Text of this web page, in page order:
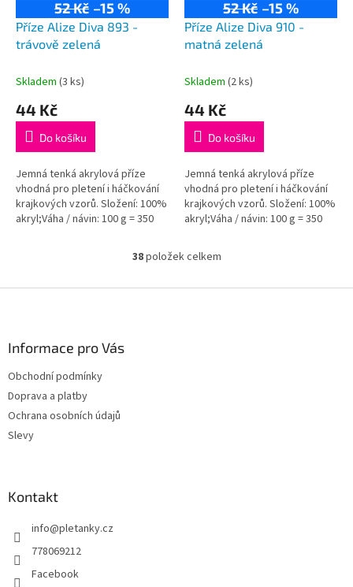
52 Kč –15 %
Příze Alize Diva 893 -
trávově zelená
Skladem (3 ks)
44 Kč
Do košíku
Jemná tenká akrylová příze
vhodná pro pletení i háčkování
krajkových vzorů. Složení: 100%
akryl;Váha / návin: 100 g = 350
52 Kč –15 %
Příze Alize Diva 910 -
matná zelená
Skladem (2 ks)
44 Kč
Do košíku
Jemná tenká akrylová příze
vhodná pro pletení i háčkování
krajkových vzorů. Složení: 100%
akryl;Váha / návin: 100 g = 350
O
l
38položek celkem
Informace pro Vás
Obchodní podmínky
Doprava a platby
Ochrana osobních údajů
Slevy
Kontakt
info@pletanky.cz
778069212
Facebook